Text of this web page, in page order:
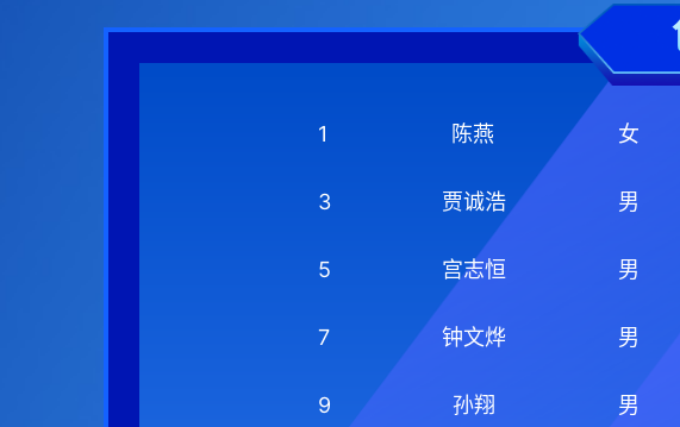
1 陈燕 女
3 贾诚浩 男
5 宫志恒 男
7 钟文烨 男
9 孙翔 男